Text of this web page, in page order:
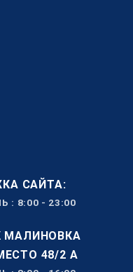
САЙТА:
: 8:00 - 23:00
МАЛИНОВКА
48/2 А